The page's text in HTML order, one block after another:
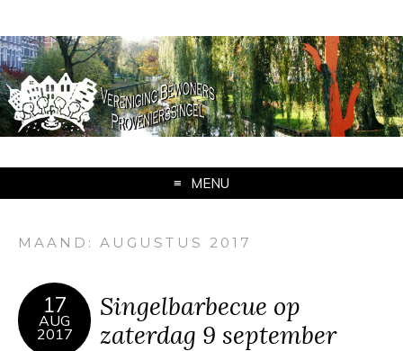
MENU
MAAND:AUGUSTUS 2017
17
AUG
2017
Singelbarbecue op
zaterdag 9 september